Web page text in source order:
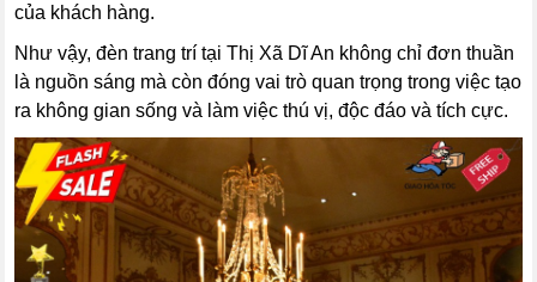
của khách hàng.
Như vậy, đèn trang trí tại Thị Xã Dĩ An không chỉ đơn thuần
là nguồn sáng mà còn đóng vai trò quan trọng trong việc tạo
ra không gian sống và làm việc thú vị, độc đáo và tích cực.